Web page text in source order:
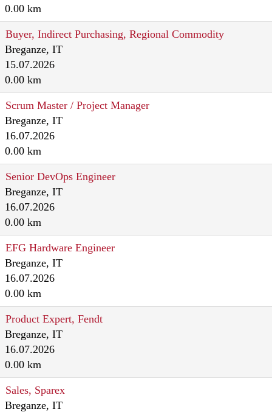
0.00 km
Buyer, Indirect Purchasing, Regional Commodity
Breganze, IT
15.07.2026
0.00 km
Scrum Master / Project Manager
Breganze, IT
16.07.2026
0.00 km
Senior DevOps Engineer
Breganze, IT
16.07.2026
0.00 km
EFG Hardware Engineer
Breganze, IT
16.07.2026
0.00 km
Product Expert, Fendt
Breganze, IT
16.07.2026
0.00 km
Sales, Sparex
Breganze, IT